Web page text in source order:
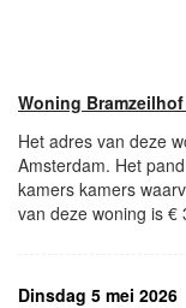
Woning
Het adres van deze
Amsterdam. Het
kamers kamers
van deze woning is €
Dinsdag 5 mei 2026